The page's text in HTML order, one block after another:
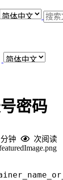
密码
钟 次阅读